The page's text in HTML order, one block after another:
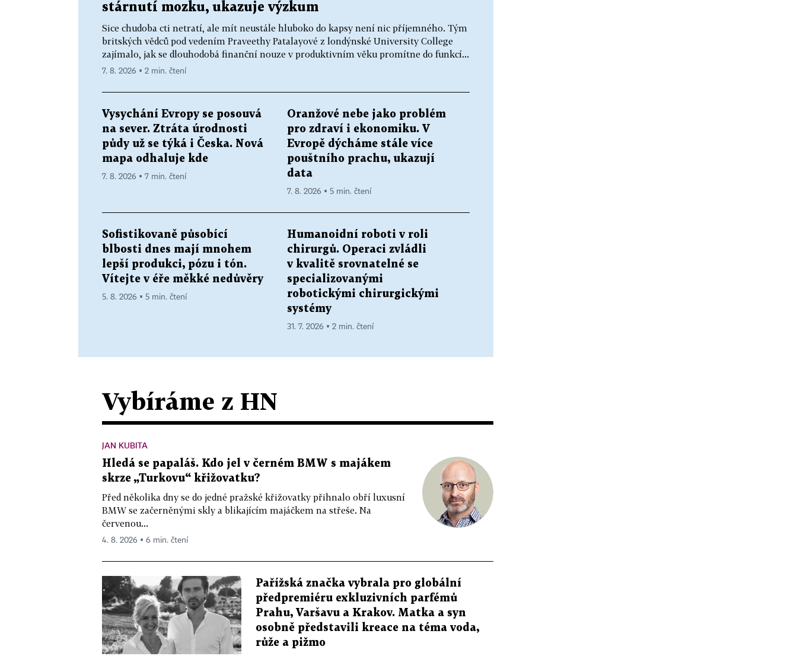
stárnutí mozku, ukazuje výzkum
Sice chudoba cti netratí, ale mít neustále hluboko do kapsy není nic příjemného. Tým
britských vědců pod vedením Praveethy Patalayové z londýnské University College
zajímalo, jak se dlouhodobá finanční nouze v produktivním věku promítne do funkcí...
7. 8. 2026 ▪ 2 min. čtení
Vysychání Evropy se posouvá
na sever. Ztráta úrodnosti
půdy už se týká i Česka. Nová
mapa odhaluje kde
7. 8. 2026 ▪ 7 min. čtení
Oranžové nebe jako problém
pro zdraví i ekonomiku. V
Evropě dýcháme stále více
pouštního prachu, ukazují
data
7. 8. 2026 ▪ 5 min. čtení
Sofistikovaně působící
blbosti dnes mají mnohem
lepší produkci, pózu i tón.
Vítejte v éře měkké nedůvěry
5. 8. 2026 ▪ 5 min. čtení
Humanoidní roboti v roli
chirurgů. Operaci zvládli
v kvalitě srovnatelné se
specializovanými
robotickými chirurgickými
systémy
31. 7. 2026 ▪ 2 min. čtení
Vybíráme z HN
JAN KUBITA
Hledá se papaláš. Kdo jel v černém BMW s majákem
skrze „Turkovu“ křižovatku?
Před několika dny se do jedné pražské křižovatky přihnalo obří luxusní
BMW se začerněnými skly a blikajícím majáčkem na střeše. Na
červenou...
4. 8. 2026 ▪ 6 min. čtení
Pařížská značka vybrala pro globální
předpremiéru exkluzivních parfémů
Prahu, Varšavu a Krakov. Matka a syn
osobně představili kreace na téma voda,
růže a pižmo